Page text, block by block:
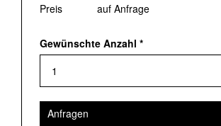
Preis
auf Anfrage
Gewünschte Anzahl *
Anfragen